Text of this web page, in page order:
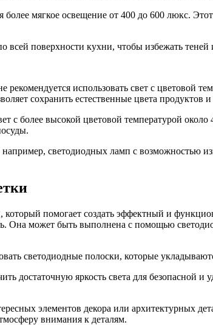
мягкое освещение от 400 до 600 люкс.
поверхности кухни, чтобы избежать теней
использовать свет с цветовой
сохранить естественные цвета продуктов
с более высокой цветовой температурой
светодиодных ламп с возможностью
помогает создать эффектный и
Она может быть выполнена с помощью
светодиодные полоски, которые
достаточную яркость света для безопасной
элементов декора или архитектурных
внимания к деталям.